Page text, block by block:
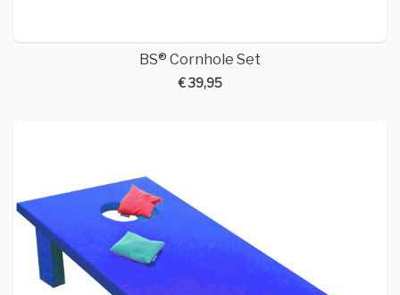
BS® Cornhole Set
€ 39,95